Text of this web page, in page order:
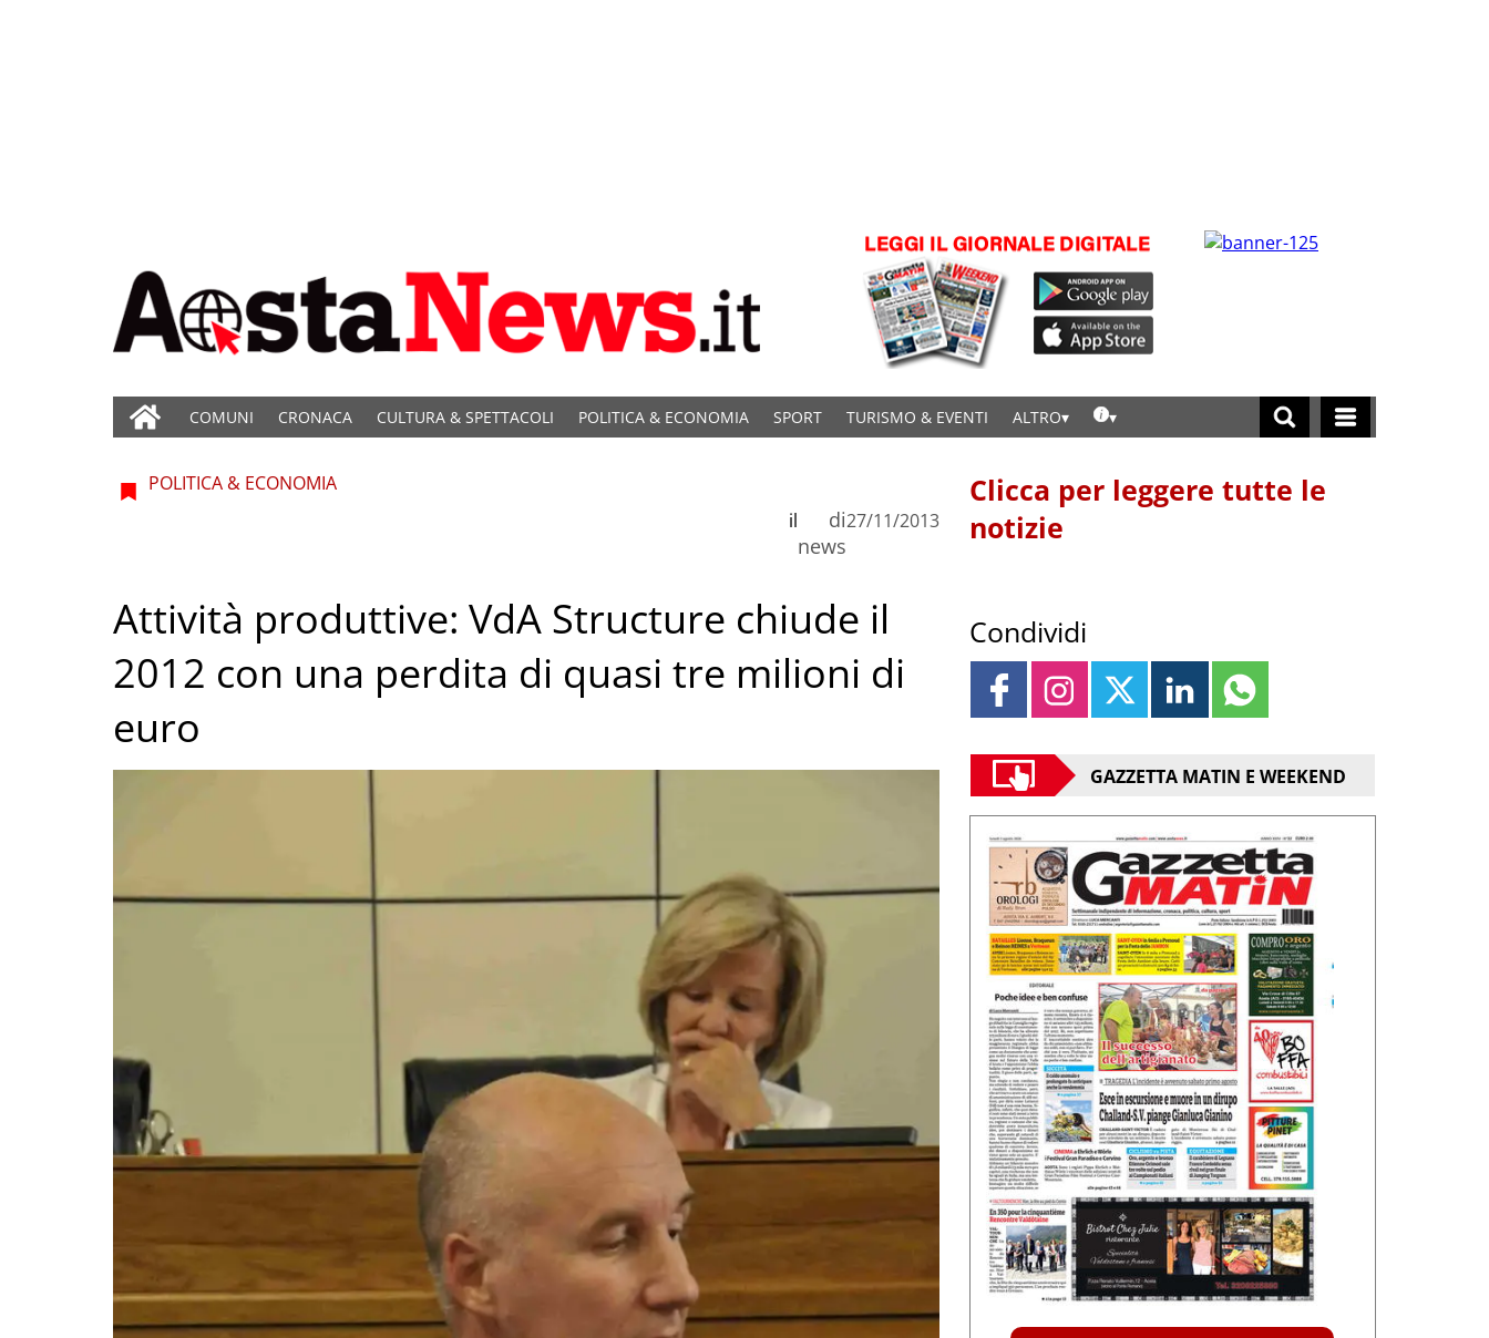
COMUNI CRONACA CULTURA & SPETTACOLI POLITICA & ECONOMIA SPORT TURISMO & EVENTI ALTRO
POLITICA & ECONOMIA
di
news
il 27/11/2013
Attività produttive: VdA Structure chiude il
2012 con una perdita di quasi tre milioni di
euro
Clicca per leggere tutte le
notizie
Condividi
GAZZETTA MATIN E WEEKEND